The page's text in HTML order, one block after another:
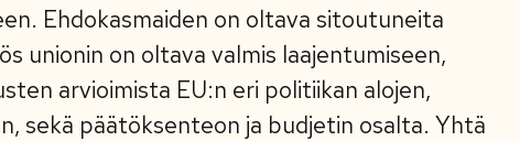
Ehdokasmaiden on oltava sitoutuneita
unionin on oltava valmis laajentumiseen,
arvioimista EU:n eri politiikan alojen,
sekä päätöksenteon ja budjetin osalta. Yhtä